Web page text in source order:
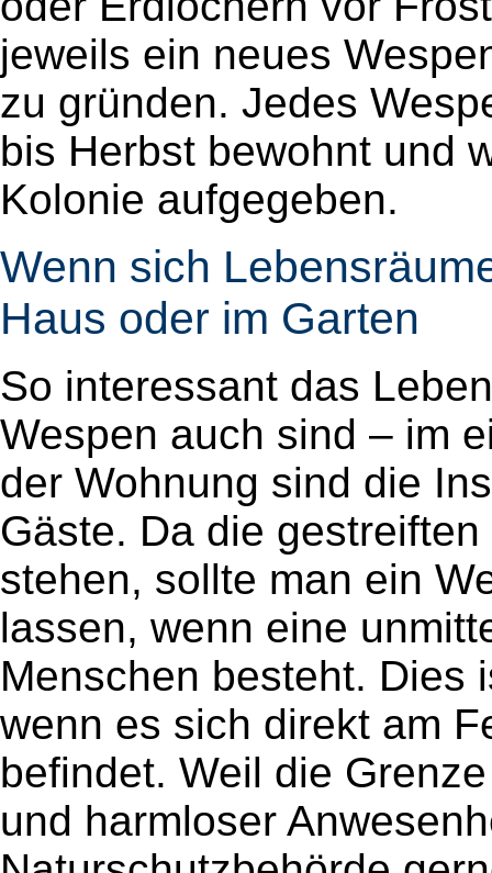
jeweils ein neues
zu gründen. Jedes
bis Herbst bewohnt und
Kolonie aufgegeben.
Wenn sich
Haus oder im Garten
So interessant das
Wespen auch sind – im
der Wohnung sind die
Gäste. Da die
stehen, sollte man ein
lassen, wenn eine
Menschen besteht. Dies
wenn es sich direkt am
befindet. Weil die
und harmloser